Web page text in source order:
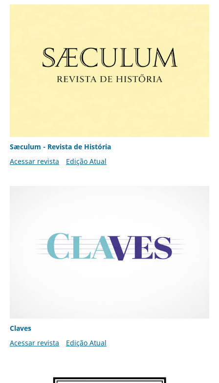
Sæculum - Revista de História
Acessar revista
Edição Atual
Claves
Acessar revista
Edição Atual